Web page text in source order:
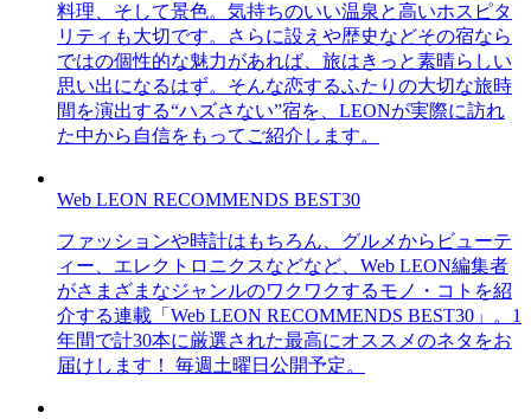
料理、そして景色。気持ちのいい温泉と高いホスピタ
リティも大切です。さらに設えや歴史などその宿なら
ではの個性的な魅力があれば、旅はきっと素晴らしい
思い出になるはず。そんな恋するふたりの大切な旅時
間を演出する“ハズさない”宿を、LEONが実際に訪れ
た中から自信をもってご紹介します。
Web LEON RECOMMENDS BEST30
ファッションや時計はもちろん、グルメからビューテ
ィー、エレクトロニクスなどなど、Web LEON編集者
がさまざまなジャンルのワクワクするモノ・コトを紹
介する連載「Web LEON RECOMMENDS BEST30」。1
年間で計30本に厳選された最高にオススメのネタをお
届けします！ 毎週土曜日公開予定。